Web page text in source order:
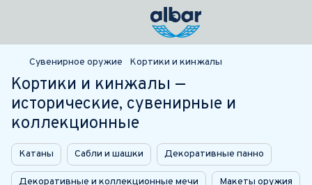
Сувенирное оружие Кортики и кинжалы
Кортики и кинжалы —
исторические, сувенирные и
коллекционные
Катаны Сабли и шашки Декоративные панно
Декоративные и коллекционные мечи Макеты оружия